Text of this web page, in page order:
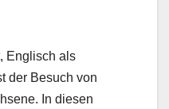
Englisch als
der Besuch von
In diesen